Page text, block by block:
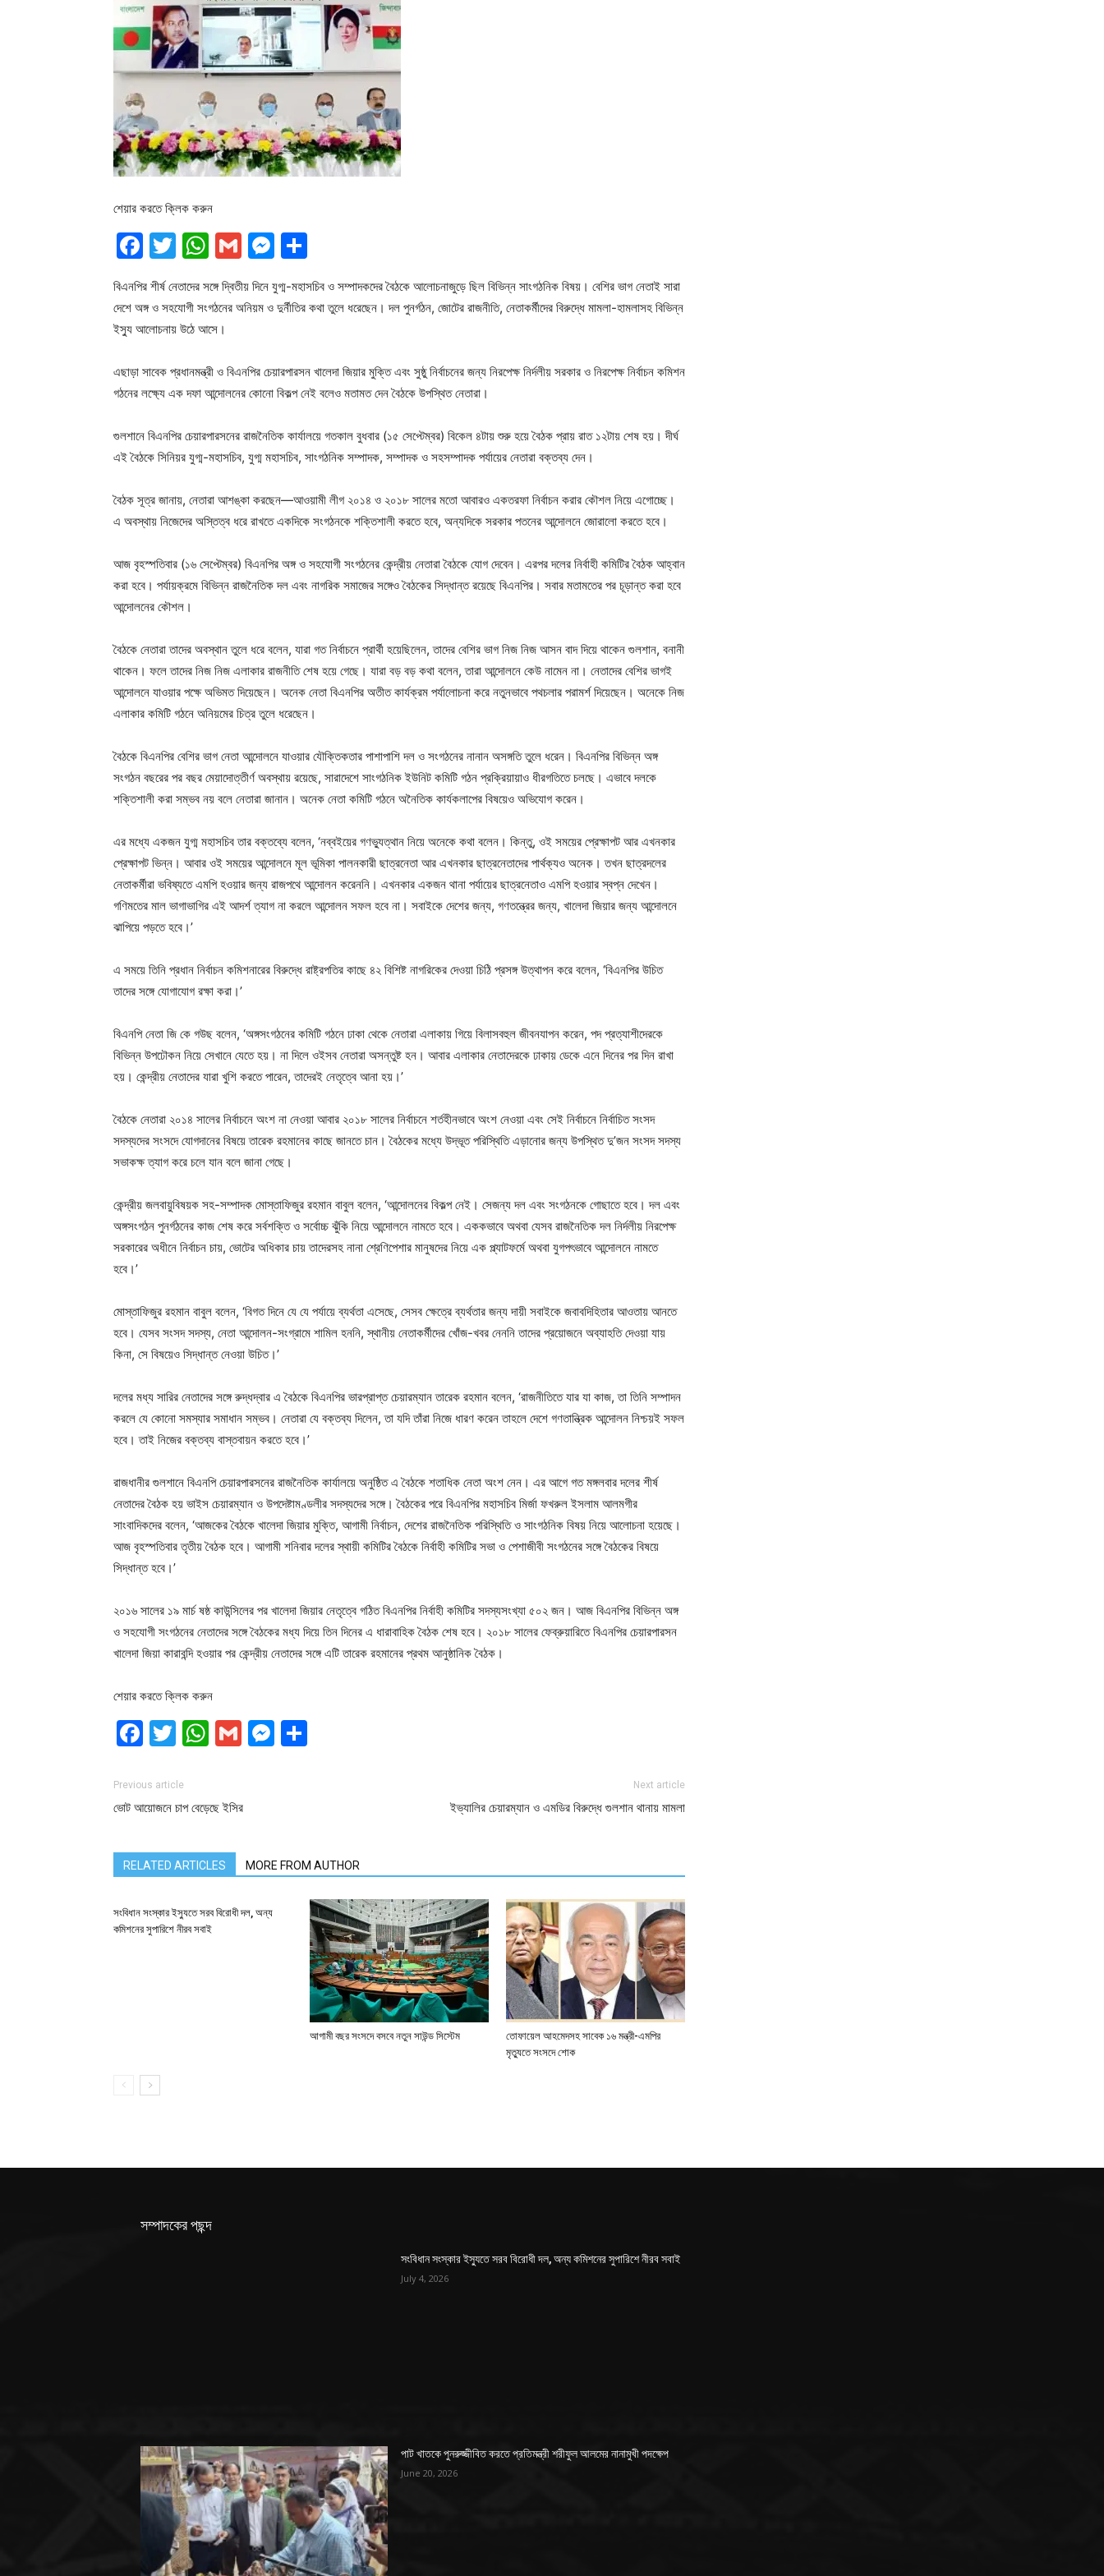
শেয়ার করতে ক্লিক করুন
Facebook
Twitter
WhatsApp
GmailMessenger
বিএনপির শীর্ষ নেতাদের সঙ্গে দ্বিতীয় দিনে যুগ্ম-মহাসচিব ও সম্পাদকদের বৈঠকে আলোচনাজুড়ে ছিল বিভিন্ন সাংগঠনিক বিষয়। বেশির ভাগ নেতাই সারা
দেশে অঙ্গ ও সহযোগী সংগঠনের অনিয়ম ও দুর্নীতির কথা তুলে ধরেছেন। দল পুনর্গঠন, জোটের রাজনীতি, নেতাকর্মীদের বিরুদ্ধে মামলা-হামলাসহ বিভিন্ন
ইস্যু আলোচনায় উঠে আসে।
এছাড়া সাবেক প্রধানমন্ত্রী ও বিএনপির চেয়ারপারসন খালেদা জিয়ার মুক্তি এবং সুষ্ঠু নির্বাচনের জন্য নিরপেক্ষ নির্দলীয় সরকার ও নিরপেক্ষ নির্বাচন কমিশন
গঠনের লক্ষ্যে এক দফা আন্দোলনের কোনো বিকল্প নেই বলেও মতামত দেন বৈঠকে উপস্থিত নেতারা।
গুলশানে বিএনপির চেয়ারপারসনের রাজনৈতিক কার্যালয়ে গতকাল বুধবার (১৫ সেপ্টেম্বর) বিকেল ৪টায় শুরু হয়ে বৈঠক প্রায় রাত ১২টায় শেষ হয়। দীর্ঘ
এই বৈঠকে সিনিয়র যুগ্ম-মহাসচিব, যুগ্ম মহাসচিব, সাংগঠনিক সম্পাদক, সম্পাদক ও সহসম্পাদক পর্যায়ের নেতারা বক্তব্য দেন।
বৈঠক সূত্র জানায়, নেতারা আশঙ্কা করছেন—আওয়ামী লীগ ২০১৪ ও ২০১৮ সালের মতো আবারও একতরফা নির্বাচন করার কৌশল নিয়ে এগোচ্ছে।
এ অবস্থায় নিজেদের অস্তিত্ব ধরে রাখতে একদিকে সংগঠনকে শক্তিশালী করতে হবে, অন্যদিকে সরকার পতনের আন্দোলনে জোরালো করতে হবে।
আজ বৃহস্পতিবার (১৬ সেপ্টেম্বর) বিএনপির অঙ্গ ও সহযোগী সংগঠনের কেন্দ্রীয় নেতারা বৈঠকে যোগ দেবেন। এরপর দলের নির্বাহী কমিটির বৈঠক আহ্বান
করা হবে। পর্যায়ক্রমে বিভিন্ন রাজনৈতিক দল এবং নাগরিক সমাজের সঙ্গেও বৈঠকের সিদ্ধান্ত রয়েছে বিএনপির। সবার মতামতের পর চূড়ান্ত করা হবে
আন্দোলনের কৌশল।
বৈঠকে নেতারা তাদের অবস্থান তুলে ধরে বলেন, যারা গত নির্বাচনে প্রার্থী হয়েছিলেন, তাদের বেশির ভাগ নিজ নিজ আসন বাদ দিয়ে থাকেন গুলশান, বনানী
থাকেন। ফলে তাদের নিজ নিজ এলাকার রাজনীতি শেষ হয়ে গেছে। যারা বড় বড় কথা বলেন, তারা আন্দোলনে কেউ নামেন না। নেতাদের বেশির ভাগই
আন্দোলনে যাওয়ার পক্ষে অভিমত দিয়েছেন। অনেক নেতা বিএনপির অতীত কার্যক্রম পর্যালোচনা করে নতুনভাবে পথচলার পরামর্শ দিয়েছেন। অনেকে নিজ
এলাকার কমিটি গঠনে অনিয়মের চিত্র তুলে ধরেছেন।
বৈঠকে বিএনপির বেশির ভাগ নেতা আন্দোলনে যাওয়ার যৌক্তিকতার পাশাপাশি দল ও সংগঠনের নানান অসঙ্গতি তুলে ধরেন। বিএনপির বিভিন্ন অঙ্গ
সংগঠন বছরের পর বছর মেয়াদোত্তীর্ণ অবস্থায় রয়েছে, সারাদেশে সাংগঠনিক ইউনিট কমিটি গঠন প্রক্রিয়ায়াও ধীরগতিতে চলছে। এভাবে দলকে
শক্তিশালী করা সম্ভব নয় বলে নেতারা জানান। অনেক নেতা কমিটি গঠনে অনৈতিক কার্যকলাপের বিষয়েও অভিযোগ করেন।
এর মধ্যে একজন যুগ্ম মহাসচিব তার বক্তব্যে বলেন, ‘নব্বইয়ের গণভ্যুত্থান নিয়ে অনেকে কথা বলেন। কিন্তু, ওই সময়ের প্রেক্ষাপট আর এখনকার
প্রেক্ষাপট ভিন্ন। আবার ওই সময়ের আন্দোলনে মূল ভূমিকা পালনকারী ছাত্রনেতা আর এখনকার ছাত্রনেতাদের পার্থক্যও অনেক। তখন ছাত্রদলের
নেতাকর্মীরা ভবিষ্যতে এমপি হওয়ার জন্য রাজপথে আন্দোলন করেননি। এখনকার একজন থানা পর্যায়ের ছাত্রনেতাও এমপি হওয়ার স্বপ্ন দেখেন।
গণিমতের মাল ভাগাভাগির এই আদর্শ ত্যাগ না করলে আন্দোলন সফল হবে না। সবাইকে দেশের জন্য, গণতন্ত্রের জন্য, খালেদা জিয়ার জন্য আন্দোলনে
ঝাপিয়ে পড়তে হবে।’
এ সময়ে তিনি প্রধান নির্বাচন কমিশনারের বিরুদ্ধে রাষ্ট্রপতির কাছে ৪২ বিশিষ্ট নাগরিকের দেওয়া চিঠি প্রসঙ্গ উত্থাপন করে বলেন, ‘বিএনপির উচিত
তাদের সঙ্গে যোগাযোগ রক্ষা করা।’
বিএনপি নেতা জি কে গউছ বলেন, ‘অঙ্গসংগঠনের কমিটি গঠনে ঢাকা থেকে নেতারা এলাকায় গিয়ে বিলাসবহুল জীবনযাপন করেন, পদ প্রত্যাশীদেরকে
বিভিন্ন উপঢৌকন নিয়ে সেখানে যেতে হয়। না দিলে ওইসব নেতারা অসন্তুষ্ট হন। আবার এলাকার নেতাদেরকে ঢাকায় ডেকে এনে দিনের পর দিন রাখা
হয়। কেন্দ্রীয় নেতাদের যারা খুশি করতে পারেন, তাদেরই নেতৃত্বে আনা হয়।’
বৈঠকে নেতারা ২০১৪ সালের নির্বাচনে অংশ না নেওয়া আবার ২০১৮ সালের নির্বাচনে শর্তহীনভাবে অংশ নেওয়া এবং সেই নির্বাচনে নির্বাচিত সংসদ
সদস্যদের সংসদে যোগদানের বিষয়ে তারেক রহমানের কাছে জানতে চান। বৈঠকের মধ্যে উদ্ভূত পরিস্থিতি এড়ানোর জন্য উপস্থিত দু’জন সংসদ সদস্য
সভাকক্ষ ত্যাগ করে চলে যান বলে জানা গেছে।
কেন্দ্রীয় জলবায়ুবিষয়ক সহ-সম্পাদক মোস্তাফিজুর রহমান বাবুল বলেন, ‘আন্দোলনের বিকল্প নেই। সেজন্য দল এবং সংগঠনকে গোছাতে হবে। দল এবং
অঙ্গসংগঠন পুনর্গঠনের কাজ শেষ করে সর্বশক্তি ও সর্বোচ্চ ঝুঁকি নিয়ে আন্দোলনে নামতে হবে। এককভাবে অথবা যেসব রাজনৈতিক দল নির্দলীয় নিরপেক্ষ
সরকারের অধীনে নির্বাচন চায়, ভোটের অধিকার চায় তাদেরসহ নানা শ্রেণিপেশার মানুষদের নিয়ে এক প্ল্যাটফর্মে অথবা যুগপৎভাবে আন্দোলনে নামতে
হবে।’
মোস্তাফিজুর রহমান বাবুল বলেন, ‘বিগত দিনে যে যে পর্যায়ে ব্যর্থতা এসেছে, সেসব ক্ষেত্রে ব্যর্থতার জন্য দায়ী সবাইকে জবাবদিহিতার আওতায় আনতে
হবে। যেসব সংসদ সদস্য, নেতা আন্দোলন-সংগ্রামে শামিল হননি, স্থানীয় নেতাকর্মীদের খোঁজ-খবর নেননি তাদের প্রয়োজনে অব্যাহতি দেওয়া যায়
কিনা, সে বিষয়েও সিদ্ধান্ত নেওয়া উচিত।’
দলের মধ্য সারির নেতাদের সঙ্গে রুদ্ধদ্বার এ বৈঠকে বিএনপির ভারপ্রাপ্ত চেয়ারম্যান তারেক রহমান বলেন, ‘রাজনীতিতে যার যা কাজ, তা তিনি সম্পাদন
করলে যে কোনো সমস্যার সমাধান সম্ভব। নেতারা যে বক্তব্য দিলেন, তা যদি তাঁরা নিজে ধারণ করেন তাহলে দেশে গণতান্ত্রিক আন্দোলন নিশ্চয়ই সফল
হবে। তাই নিজের বক্তব্য বাস্তবায়ন করতে হবে।’
রাজধানীর গুলশানে বিএনপি চেয়ারপারসনের রাজনৈতিক কার্যালয়ে অনুষ্ঠিত এ বৈঠকে শতাধিক নেতা অংশ নেন। এর আগে গত মঙ্গলবার দলের শীর্ষ
নেতাদের বৈঠক হয় ভাইস চেয়ারম্যান ও উপদেষ্টামণ্ডলীর সদস্যদের সঙ্গে। বৈঠকের পরে বিএনপির মহাসচিব মির্জা ফখরুল ইসলাম আলমগীর
সাংবাদিকদের বলেন, ‘আজকের বৈঠকে খালেদা জিয়ার মুক্তি, আগামী নির্বাচন, দেশের রাজনৈতিক পরিস্থিতি ও সাংগঠনিক বিষয় নিয়ে আলোচনা হয়েছে।
আজ বৃহস্পতিবার তৃতীয় বৈঠক হবে। আগামী শনিবার দলের স্থায়ী কমিটির বৈঠকে নির্বাহী কমিটির সভা ও পেশাজীবী সংগঠনের সঙ্গে বৈঠকের বিষয়ে
সিদ্ধান্ত হবে।’
২০১৬ সালের ১৯ মার্চ ষষ্ঠ কাউন্সিলের পর খালেদা জিয়ার নেতৃত্বে গঠিত বিএনপির নির্বাহী কমিটির সদস্যসংখ্যা ৫০২ জন। আজ বিএনপির বিভিন্ন অঙ্গ
ও সহযোগী সংগঠনের নেতাদের সঙ্গে বৈঠকের মধ্য দিয়ে তিন দিনের এ ধারাবাহিক বৈঠক শেষ হবে। ২০১৮ সালের ফেব্রুয়ারিতে বিএনপির চেয়ারপারসন
খালেদা জিয়া কারাবন্দি হওয়ার পর কেন্দ্রীয় নেতাদের সঙ্গে এটি তারেক রহমানের প্রথম আনুষ্ঠানিক বৈঠক।
শেয়ার করতে ক্লিক করুন
Facebook
Twitter
WhatsApp
GmailMessenger
Previous article
ভোট আয়োজনে চাপ বেড়েছে ইসির
Next article
ইভ্যালির চেয়ারম্যান ও এমডির বিরুদ্ধে গুলশান থানায় মামলা
RELATED ARTICLES MORE FROM AUTHOR
সংবিধান সংস্কার ইস্যুতে সরব বিরোধী দল, অন্য
কমিশনের সুপারিশে নীরব সবাই
আগামী বছর সংসদে বসবে নতুন সাউন্ড সিস্টেম
তোফায়েল আহমেদসহ সাবেক ১৬ মন্ত্রী-এমপির
মৃত্যুতে সংসদে শোক
সম্পাদকের পছন্দ
সংবিধান সংস্কার ইস্যুতে সরব বিরোধী দল, অন্য কমিশনের সুপারিশে নীরব সবাই
July 4, 2026
পাট খাতকে পুনরুজ্জীবিত করতে প্রতিমন্ত্রী শরীফুল আলমের নানামুখী পদক্ষেপ
June 20, 2026